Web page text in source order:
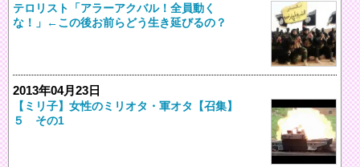
テロリスト「アラーアクバル！全員動く
な！」←この後お前らどう生き延びるの？
2013年04月23日
【ミリ子】女性のミリオタ・軍オタ【召集】
５ その1